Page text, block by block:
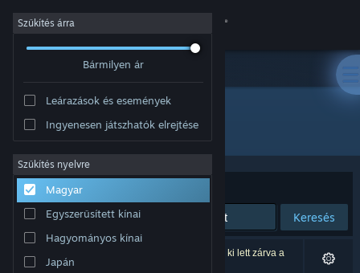
Bejelentkezés
Névjegy
Támogatás
Nyelvváltás
Szűkítés árra
Bármilyen ár
Leárazások és események
Ingyenesen játszhatók elrejtése
Szűkítés nyelvre
Magyar
Egyszerűsített kínai
Hagyományos kínai
Japán
Kiadó: Miju Games
Rendezés Relevancia
Keresés
1 eredmény felel meg a keresésednek. 6 termék ki lett zárva a
beállításaid alapján.